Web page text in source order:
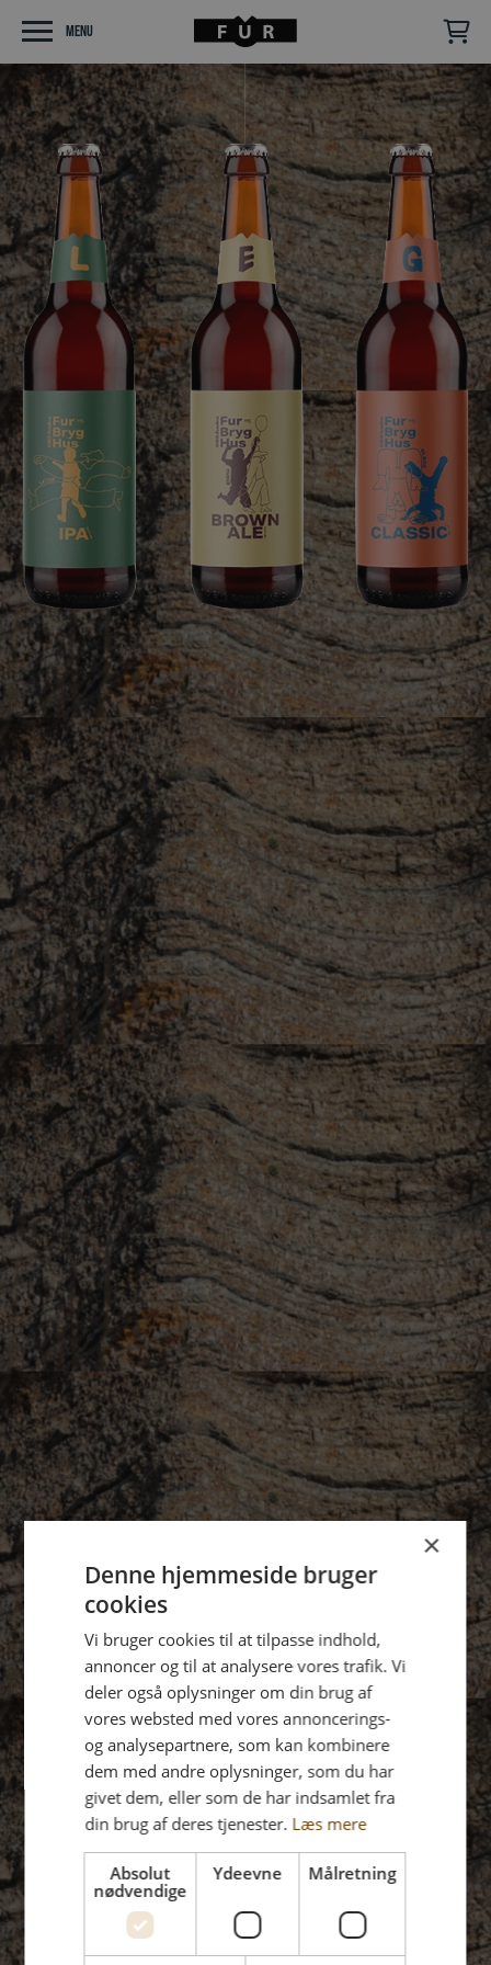
Menu
Se åbningstider
Følg os
Vælg sprog
da de en
×
Denne hjemmeside bruger
cookies
Vi bruger cookies til at tilpasse indhold,
annoncer og til at analysere vores trafik. Vi
deler også oplysninger om din brug af
vores websted med vores annoncerings-
og analysepartnere, som kan kombinere
dem med andre oplysninger, som du har
givet dem, eller som de har indsamlet fra
din brug af deres tjenester. Læs mere
Absolut
nødvendige
Ydeevne Målretning